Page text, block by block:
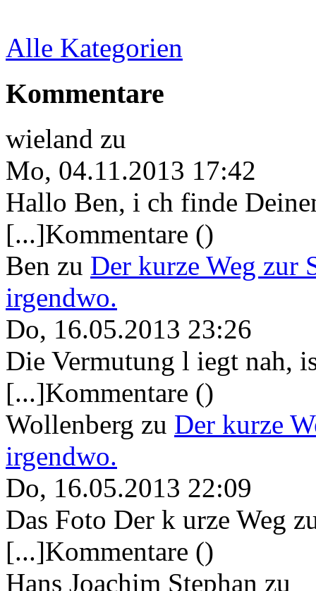
Alle Kategorien
Kommentare
wieland zu
Mo, 04.11.2013 17:42
Hallo Ben, i ch finde
[...]Kommentare ()
Ben zu Der kurze Weg zur
irgendwo.
Do, 16.05.2013 23:26
Die Vermutung l iegt nah,
[...]Kommentare ()
Wollenberg zu Der kurze
irgendwo.
Do, 16.05.2013 22:09
Das Foto Der k urze Weg
[...]Kommentare ()
Hans Joachim Stephan zu